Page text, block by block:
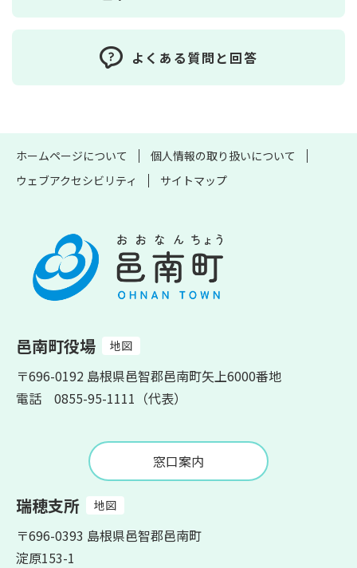
よくある質問と回答
ホームページについて
個人情報の取り扱いについて
ウェブアクセシビリティ
サイトマップ
邑南町役場 地図
〒696-0192 島根県邑智郡邑南町矢上6000番地
電話 0855-95-1111（代表）
窓口案内
瑞穂支所 地図
〒696-0393 島根県邑智郡邑南町
淀原153-1